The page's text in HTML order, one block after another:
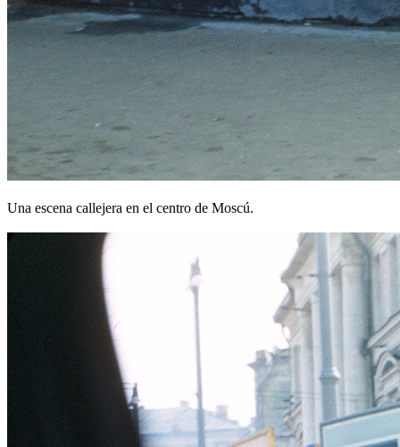
Una escena callejera en el centro de Moscú.